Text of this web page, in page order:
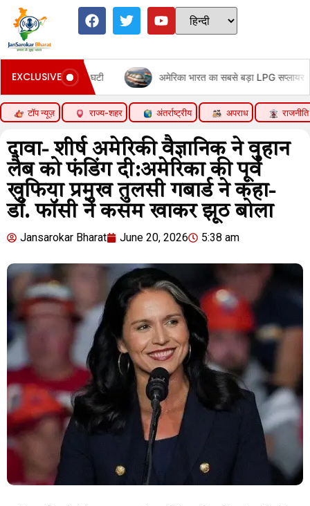
EXCLUSIVE
91% घटी अमेरिका भारत का सबसे बड़ा LPG सप्लायर बना:सबसे
टॉप न्यूज़ राज्य-शहर अंतर्राष्ट्रीय अपराध राजनीति
दावा- शीर्ष अमेरिकी वैज्ञानिक ने वुहान
लैब को फंडिंग दी:अमेरिका की पूर्व
खुफिया प्रमुख तुलसी गबार्ड ने कहा-
डॉ. फॉसी ने कसम खाकर झूठ बोला
Jansarokar Bharat June 20, 2026 5:38 am